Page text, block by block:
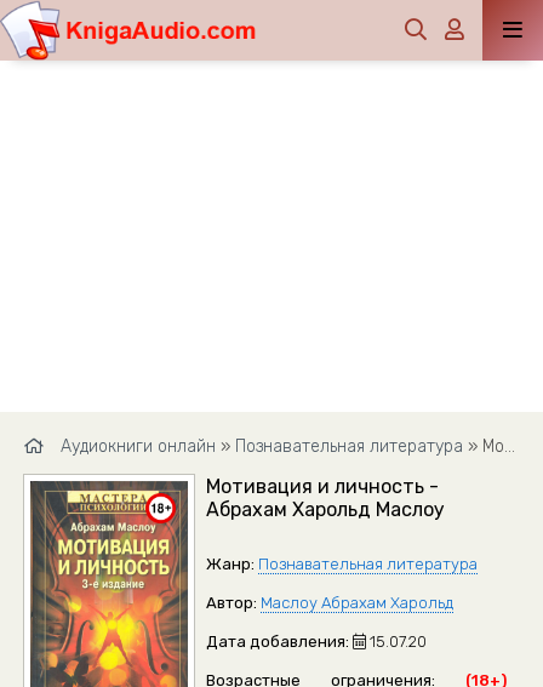
Аудиокниги онлайн » Познавательная литература » Мотивация и личность - Абрахам Харольд Маслоу
Мотивация и личность -
Абрахам Харольд Маслоу
Жанр: Познавательная литература
Автор: Маслоу Абрахам Харольд
Дата добавления: 15.07.20
Возрастные ограничения:
(18+)